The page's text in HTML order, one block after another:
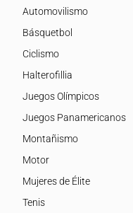
Automovilismo
Básquetbol
Ciclismo
Halterofillia
Juegos Olímpicos
Juegos Panamericanos
Montañismo
Motor
Mujeres de Élite
Tenis